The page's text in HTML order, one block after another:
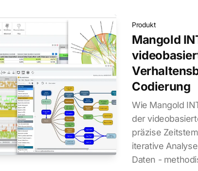
Produkt
Mangold
Codierung
Wie Mangold
der
präzise
iterative
Daten -